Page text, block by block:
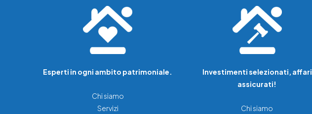
Esperti in ogni ambito patrimoniale.
Chi siamo
Servizi
Investimenti selezionati, affari
assicurati!
Chi siamo